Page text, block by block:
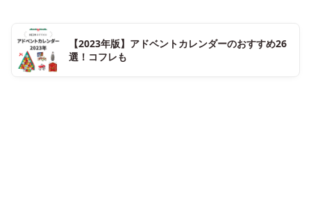
【2023年版】アドベントカレンダーのおすすめ26
選！コフレも